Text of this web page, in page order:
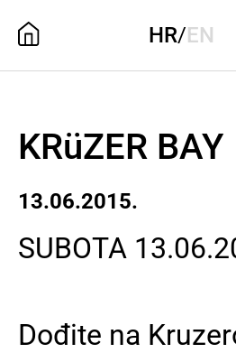
HR/EN
KRüZER BAY
13.06.2015.
SUBOTA
Dođite na